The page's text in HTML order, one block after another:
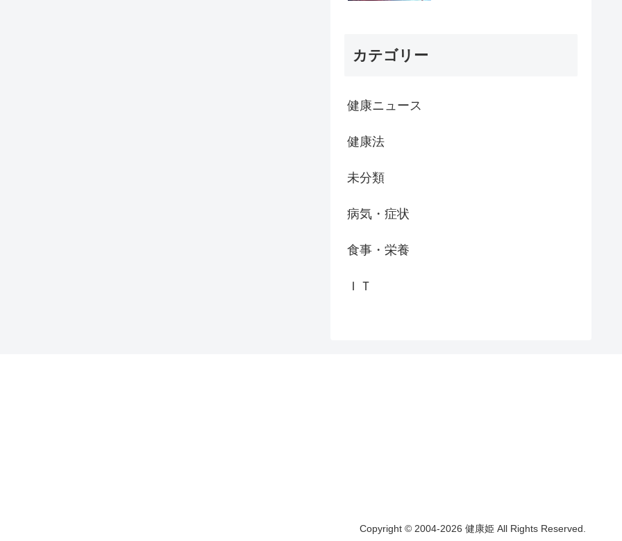
カテゴリー
健康ニュース
健康法
未分類
病気・症状
食事・栄養
ＩＴ
Copyright © 2004-2026 健康姫 All Rights Reserved.